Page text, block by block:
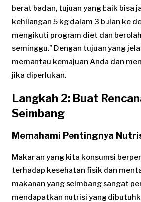
berat badan, tujuan yang baik bisa
kehilangan 5 kg dalam 3 bulan ke
mengikuti program diet dan
seminggu.” Dengan tujuan yang
memantau kemajuan Anda dan
jika diperlukan.
Langkah 2: Buat
Seimbang
Memahami Pentingnya
Makanan yang kita konsumsi
terhadap kesehatan fisik dan
makanan yang seimbang sangat
mendapatkan nutrisi yang